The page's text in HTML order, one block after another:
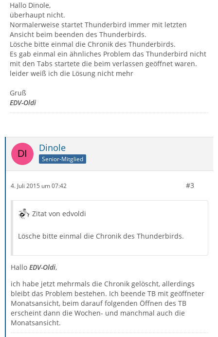
Hallo Dinole,
überhaupt nicht.
Normalerweise startet Thunderbird immer mit letzten
Ansicht beim beenden des Thunderbirds.
Lösche bitte einmal die Chronik des Thunderbirds.
Es gab einmal ein ähnliches Problem das Thunderbird nicht
mit den Tabs startete die beim verlassen geöffnet waren.
leider weiß ich die Lösung nicht mehr
Gruß
EDV-Oldi
Dinole
Senior-Mitglied
4. Juli 2015 um 07:42 #3
Zitat von edvoldi
Lösche bitte einmal die Chronik des Thunderbirds.
Hallo EDV-Oldi,
ich habe jetzt mehrmals die Chronik gelöscht, allerdings
bleibt das Problem bestehen. Ich beende TB mit geöffneter
Monatsansicht, beim darauf folgenden Öffnen des TB
erscheint dann die Wochen- und manchmal auch die
Monatsansicht.